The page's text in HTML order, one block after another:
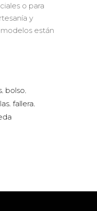
o para
y
están
bolso
, fallera,